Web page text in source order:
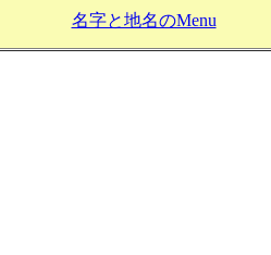
名字と地名のMenu